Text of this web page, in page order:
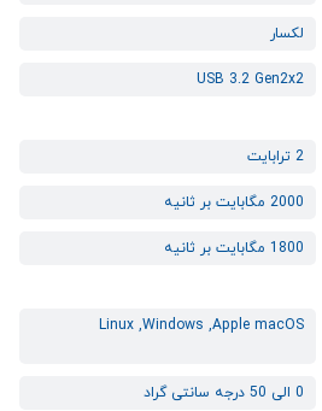
لکسار
USB 3.2 Gen2x2
2 ترابایت
2000 مگابایت بر ثانیه
1800 مگابایت بر ثانیه
Linux ,Windows ,Apple macOS
0 الی 50 درجه سانتی گراد